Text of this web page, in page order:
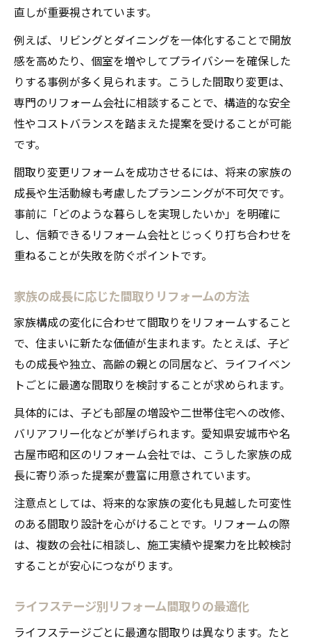
直しが重要視されています。
例えば、リビングとダイニングを一体化することで開放
感を高めたり、個室を増やしてプライバシーを確保した
りする事例が多く見られます。こうした間取り変更は、
専門のリフォーム会社に相談することで、構造的な安全
性やコストバランスを踏まえた提案を受けることが可能
です。
間取り変更リフォームを成功させるには、将来の家族の
成長や生活動線も考慮したプランニングが不可欠です。
事前に「どのような暮らしを実現したいか」を明確に
し、信頼できるリフォーム会社とじっくり打ち合わせを
重ねることが失敗を防ぐポイントです。
家族の成長に応じた間取りリフォームの方法
家族構成の変化に合わせて間取りをリフォームすること
で、住まいに新たな価値が生まれます。たとえば、子ど
もの成長や独立、高齢の親との同居など、ライフイベン
トごとに最適な間取りを検討することが求められます。
具体的には、子ども部屋の増設や二世帯住宅への改修、
バリアフリー化などが挙げられます。愛知県安城市や名
古屋市昭和区のリフォーム会社では、こうした家族の成
長に寄り添った提案が豊富に用意されています。
注意点としては、将来的な家族の変化も見越した可変性
のある間取り設計を心がけることです。リフォームの際
は、複数の会社に相談し、施工実績や提案力を比較検討
することが安心につながります。
ライフステージ別リフォーム間取りの最適化
ライフステージごとに最適な間取りは異なります。たと